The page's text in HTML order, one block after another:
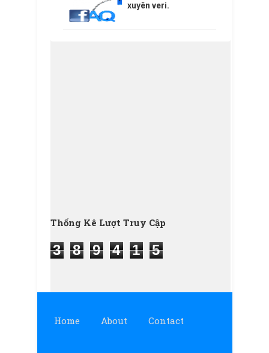
xuyên veri.
Thống Kê Lượt Truy Cập
3 8 9 4 1 5
Home About Contact